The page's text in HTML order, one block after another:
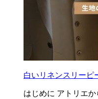
白いリネンスリーピ
はじめに アトリエ